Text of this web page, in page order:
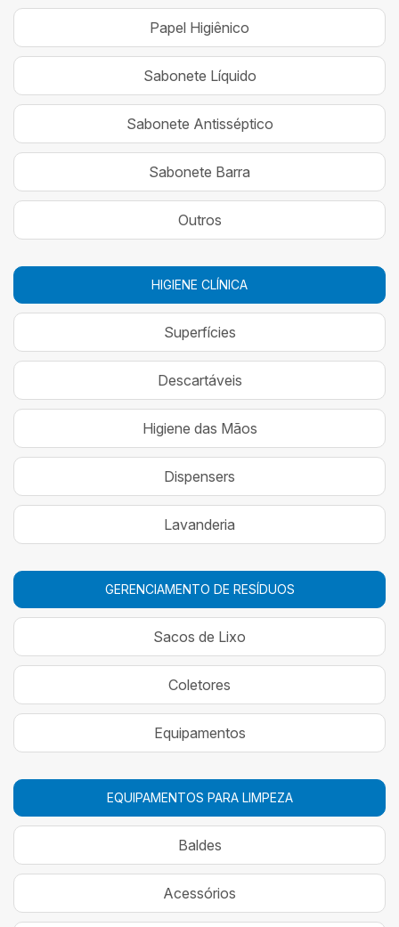
Papel Higiênico
Sabonete Líquido
Sabonete Antisséptico
Sabonete Barra
Outros
HIGIENE CLÍNICA
Superfícies
Descartáveis
Higiene das Mãos
Dispensers
Lavanderia
GERENCIAMENTO DE RESÍDUOS
Sacos de Lixo
Coletores
Equipamentos
EQUIPAMENTOS PARA LIMPEZA
Baldes
Acessórios